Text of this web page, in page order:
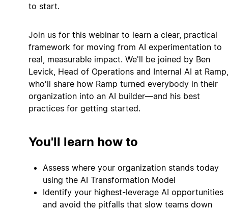
to start.
Join us for this webinar to learn a clear, practical
framework for moving from AI experimentation to
real, measurable impact. We'll be joined by Ben
Levick, Head of Operations and Internal AI at Ramp,
who'll share how Ramp turned everybody in their
organization into an AI builder—and his best
practices for getting started.
You'll learn how to
Assess where your organization stands today
using the AI Transformation Model
Identify your highest-leverage AI opportunities
and avoid the pitfalls that slow teams down